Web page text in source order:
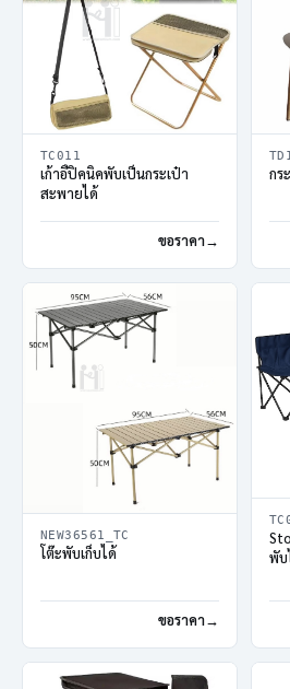
TC011
เก้าอี้ปิคนิคพับเป็นกระเป๋า
สะพายได้
ขอราคา
กร
NEW36561_TC
โต๊ะพับเก็บได้
ขอราคา
พับ